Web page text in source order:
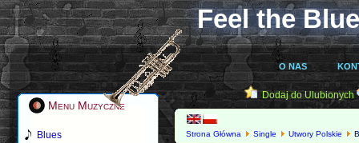
Feel the
O NAS
Menu Muzyczne
Blues
Dodaj do Ulubionych
Strona Główna Single Utwory Polskie